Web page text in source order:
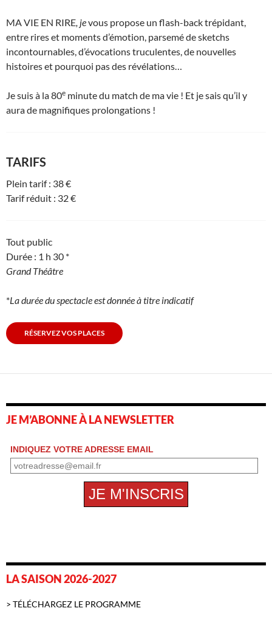
MA VIE EN RIRE, jevous propose un flash-back trépidant,
entre rires et moments d’émotion, parsemé de sketchs
incontournables, d’évocations truculentes, de nouvelles
histoires et pourquoi pas des révélations…
Je suis à la 80e minute du match de ma vie ! Et je sais qu’il y
aura de magnifiques prolongations !
TARIFS
Plein tarif : 38 €
Tarif réduit : 32 €
Tout public
Durée : 1 h 30 *
Grand Théâtre
*La durée du spectacle est donnée à titre indicatif
RÉSERVEZ VOS PLACES
JE M’ABONNE À LA NEWSLETTER
LA SAISON 2026-2027
> TÉLÉCHARGEZ LE PROGRAMME